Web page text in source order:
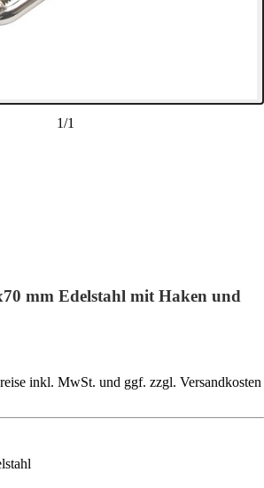
1/1
mm Edelstahl mit Haken und
inkl. MwSt. und ggf. zzgl. Versandkosten